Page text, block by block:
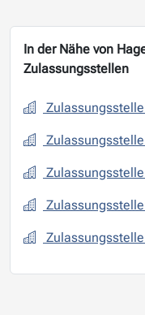
In der Nähe von
Zulassungsstellen